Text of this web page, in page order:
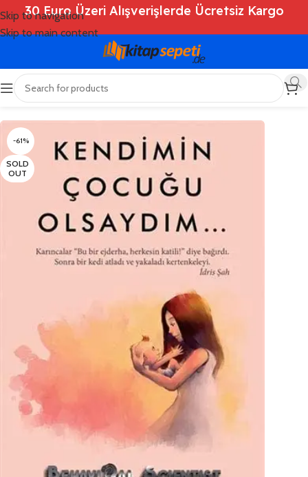
Skip to navigation
Skip to main content
30 Euro Üzeri Alışverişlerde Ücretsiz Kargo
Ana Sayfa Shop
-61%
SOLD
OUT